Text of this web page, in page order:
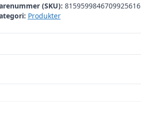
(SKU): 8159599846709925616
Produkter